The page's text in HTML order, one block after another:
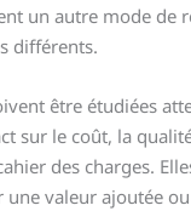
un autre mode de
différents.
être étudiées
sur le coût, la
des charges.
une valeur ajoutée